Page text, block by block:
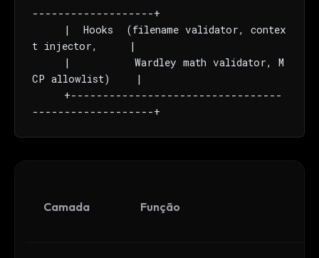
-------------------+
t injector,     |
CP allowlist)    |
-------------------+
Camada Função